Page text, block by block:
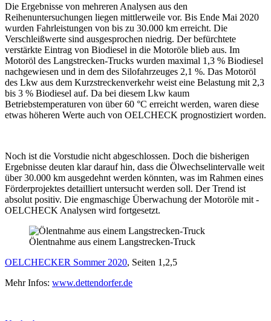
Die Ergebnisse von mehreren Analysen aus den
Reihenuntersuchungen liegen mittlerweile vor. Bis Ende Mai 2020
wurden Fahrleistungen von bis zu 30.000 km erreicht. Die
Verschleißwerte sind ausgesprochen niedrig. Der befürchtete
verstärkte Eintrag von Biodiesel in die Motoröle blieb aus. Im
Motoröl des Langstrecken-Trucks wurden maximal 1,3 % Biodiesel
nachgewiesen und in dem des Silofahrzeuges 2,1 %. Das Motoröl
des Lkw aus dem Kurzstreckenverkehr weist eine Belastung mit 2,3
bis 3 % Biodiesel auf. Da bei diesem Lkw kaum
Betriebstemperaturen von über 60 °C erreicht werden, waren diese
etwas höheren Werte auch von OELCHECK prognostiziert worden.
Noch ist die Vorstudie nicht abgeschlossen. Doch die bisherigen
Ergebnisse deuten klar darauf hin, dass die Ölwechselintervalle weit
über 30.000 km ausgedehnt werden könnten, was im Rahmen eines
Förderprojektes detailliert untersucht werden soll. Der Trend ist
absolut positiv. Die engmaschige Überwachung der Motoröle mit ­
OELCHECK Analysen wird fortgesetzt.
Ölentnahme aus einem Langstrecken-Truck
OELCHECKER Sommer 2020, Seiten 1,2,5
Mehr Infos: www.dettendorfer.de